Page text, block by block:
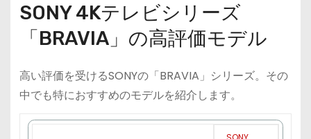
SONY 4Kテレビシリーズ
「BRAVIA」の高評価モデル
高い評価を受けるSONYの「BRAVIA」シリーズ。その
中でも特におすすめのモデルを紹介します。